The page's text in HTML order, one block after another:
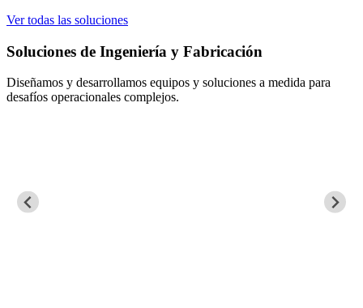
Ver todas las soluciones
Soluciones de Ingeniería y Fabricación
Diseñamos y desarrollamos equipos y soluciones a medida para
desafíos operacionales complejos.